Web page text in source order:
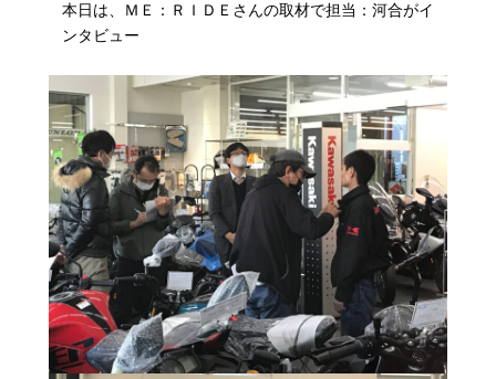
本日は、ＭＥ：ＲＩＤＥさんの取材で担当：河合がイ
ンタビュー